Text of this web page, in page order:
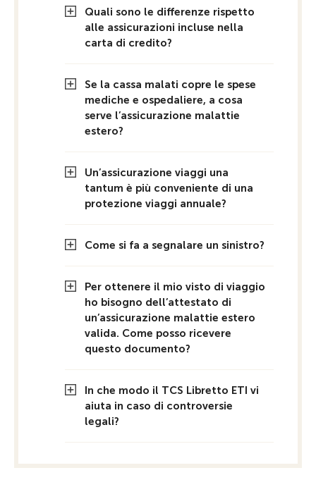
Quali sono le differenze rispetto
alle assicurazioni incluse nella
carta di credito?
Se la cassa malati copre le spese
mediche e ospedaliere, a cosa
serve l’assicurazione malattie
estero?
Un’assicurazione viaggi una
tantum è più conveniente di una
protezione viaggi annuale?
Come si fa a segnalare un sinistro?
Per ottenere il mio visto di viaggio
ho bisogno dell’attestato di
un’assicurazione malattie estero
valida. Come posso ricevere
questo documento?
In che modo il TCS Libretto ETI vi
aiuta in caso di controversie
legali?